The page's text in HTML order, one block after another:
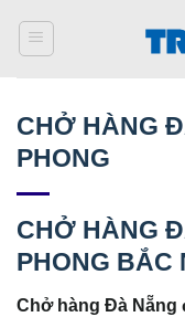
qua
CHỞ HÀNG
PHONG
CHỞ HÀNG
PHONG BẮC
Chở hàng Đà Nẵng